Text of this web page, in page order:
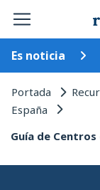
Es noticia
Portada
España
Guía de Centros